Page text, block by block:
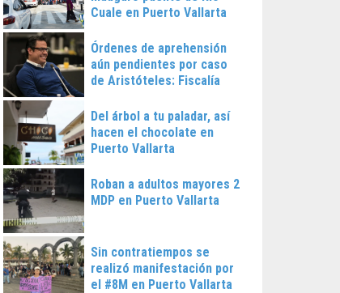
Cuale en Puerto Vallarta
Órdenes de aprehensión
aún pendientes por caso
de Aristóteles: Fiscalía
Del árbol a tu paladar, así
hacen el chocolate en
Puerto Vallarta
Roban a adultos mayores 2
MDP en Puerto Vallarta
Sin contratiempos se
realizó manifestación por
el #8M en Puerto Vallarta